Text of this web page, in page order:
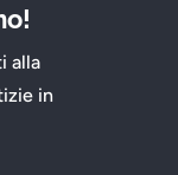
alla
in